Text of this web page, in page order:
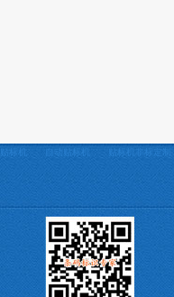
贴标机 自动贴标机 贴标机非标定制